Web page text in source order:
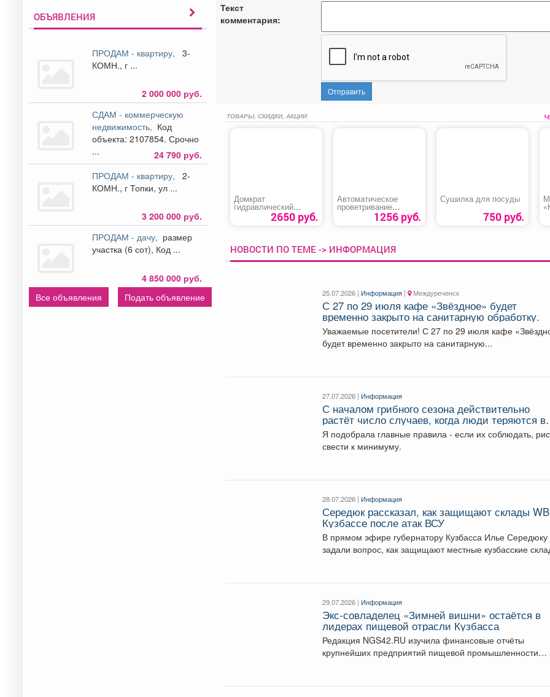
ОБЪЯВЛЕНИЯ
ПРОДАМ - квартиру,
3-
КОМН., г ...
2 000 000 руб.
СДАМ - коммерческую
недвижимость, Код
объекта: 2107854. Срочно
...
24 790 руб.
ПРОДАМ - квартиру,
2-
КОМН., г Топки, ул ...
3 200 000 руб.
ПРОДАМ - дачу, размер
участка (6 сот), Код ...
4 850 000 руб.
Все объявления
Подать объявление
Текст
комментария:
Отправить
ТОВАРЫ, СКИДКИ, АКЦИИ
Домкрат
гидравлический
бутылочный «STELS
2650 руб.
Автоматическое
проветривание
теплицы
«Термопривод 300С»
1256 руб.
Сушилка для посуды
750 руб.
НОВОСТИ ПО ТЕМЕ -> ИНФОРМАЦИЯ
25.07.2026 | Информация | Междуреченск
С 27 по 29 июля кафе «Звёздное» будет
временно закрыто на санитарную обработку.
Уважаемые посетители! С 27 по 29 июля кафе «Звёздное»
будет временно закрыто на санитарную...
27.07.2026 | Информация
С началом грибного сезона действительно
растёт число случаев, когда люди теряются в
лесу.
Я подобрала главные правила - если их соблюдать,
свести к минимуму.
28.07.2026 | Информация
Середюк рассказал, как защищают склады
Кузбассе после атак ВСУ
В прямом эфире губернатору Кузбасса Илье Середюку
задали вопрос, как защищают местные кузбасские
29.07.2026 | Информация
Экс-совладелец «Зимней вишни» остаётся в
лидерах пищевой отрасли Кузбасса
Редакция NGS42.RU изучила финансовые отчёты
крупнейших предприятий пищевой промышленности